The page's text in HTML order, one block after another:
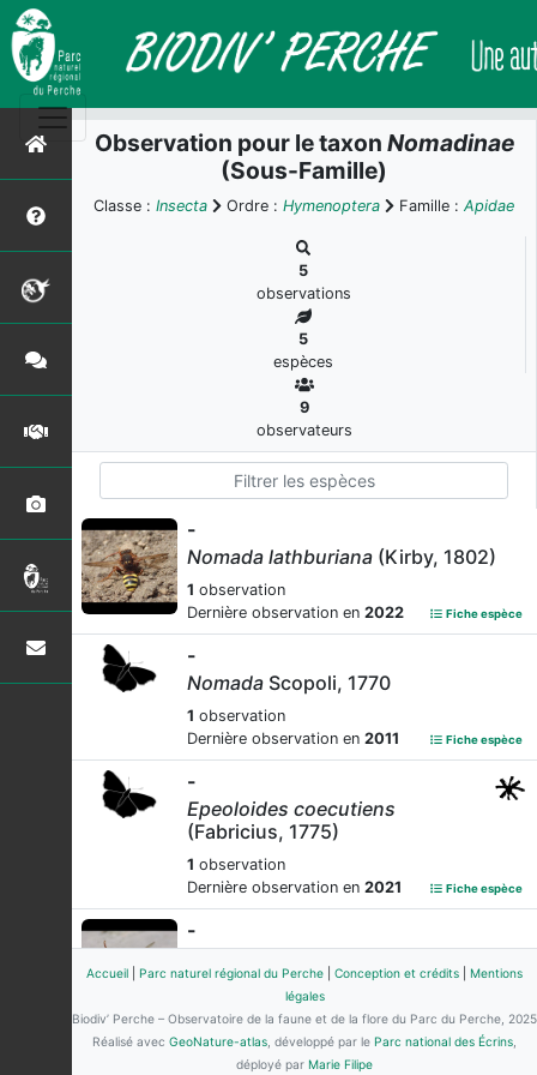
Observation pour le taxon Nomadinae
(Sous-Famille)
Classe : Insecta Ordre : Hymenoptera Famille : Apidae
5
observations
5
espèces
9
observateurs
-
Nomada lathburiana (Kirby, 1802)
1 observation
Dernière observation en 2022 Fiche espèce
-
Nomada Scopoli, 1770
1 observation
Dernière observation en 2011 Fiche espèce
-
Epeoloides coecutiens
(Fabricius, 1775)
1 observation
Dernière observation en 2021 Fiche espèce
-
Dernière observation en2000 Fiche espèce
Accueil Parc naturel régional du Perche Conception et crédits
Mentions
légales
Biodiv’ Perche – Observatoire de la faune et de la flore du Parc du Perche, 2025
Réalisé avec GeoNature-atlas , développé par le Parc national des Écrins
déployé par Marie Filipe